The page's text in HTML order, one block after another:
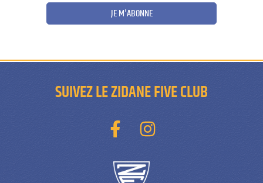
JE M'ABONNE
SUIVEZ LE ZIDANE FIVE CLUB